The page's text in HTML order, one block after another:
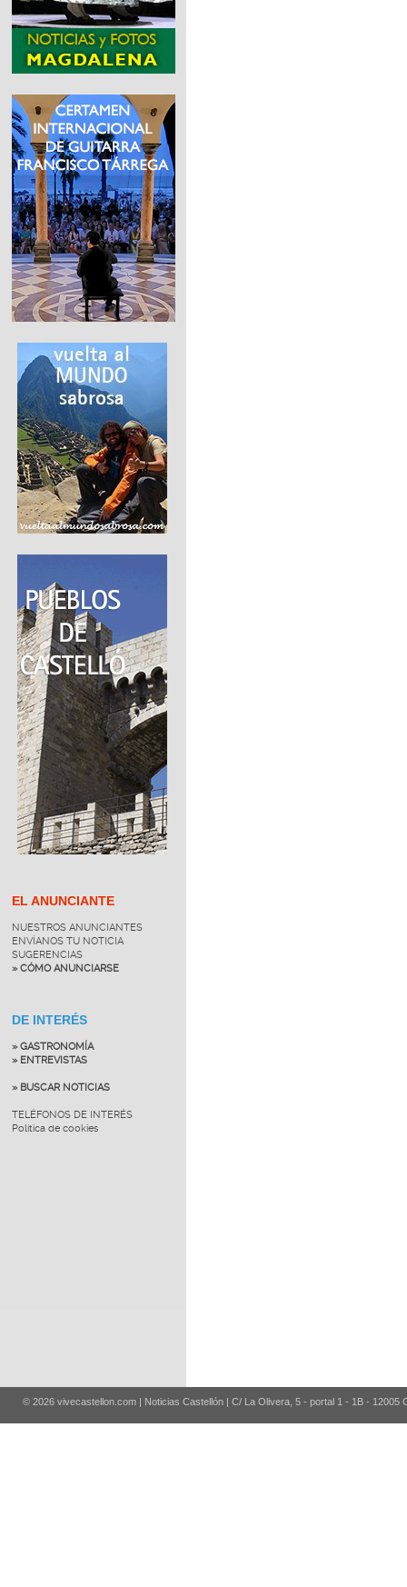
EL ANUNCIANTE
NUESTROS ANUNCIANTES
ENVÍANOS TU NOTICIA
SUGERENCIAS
» CÓMO ANUNCIARSE
DE INTERÉS
» GASTRONOMÍA
» ENTREVISTAS
» BUSCAR NOTICIAS
TELÉFONOS DE INTERÉS
Política de cookies
© 2026 vivecastellon.com | Noticias Castellón | C/ La Olivera, 5 - portal 1 - 1B - 12005